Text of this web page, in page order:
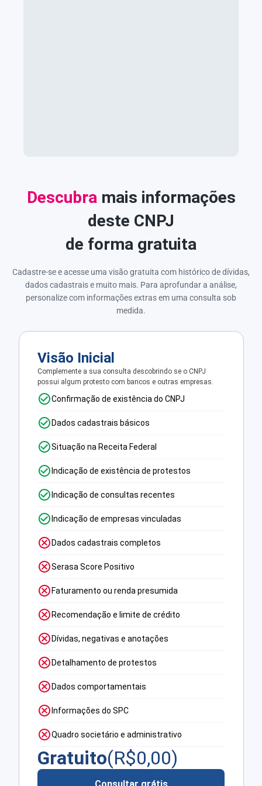
Descubra mais informações
deste CNPJ
de forma gratuita
Cadastre-se e acesse uma visão gratuita com histórico de dívidas,
dados cadastrais e muito mais. Para aprofundar a análise,
personalize com informações extras em uma consulta sob
medida.
Visão Inicial
Complemente a sua consulta descobrindo se o CNPJ
possui algum protesto com bancos e outras empresas.
Confirmação de existência do CNPJ
Dados cadastrais básicos
Situação na Receita Federal
Indicação de existência de protestos
Indicação de consultas recentes
Indicação de empresas vinculadas
Dados cadastrais completos
Serasa Score Positivo
Faturamento ou renda presumida
Recomendação e limite de crédito
Dívidas, negativas e anotações
Detalhamento de protestos
Dados comportamentais
Informações do SPC
Quadro societário e administrativo
Gratuito(R$0,00)